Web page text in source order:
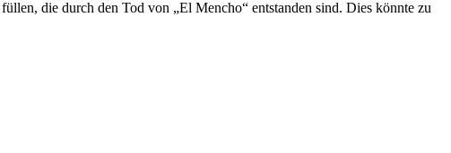
die durch den Tod von „El Mencho“ entstanden sind. Dies könnte zu